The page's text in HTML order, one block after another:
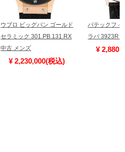
ウブロ ビッグバン ゴールド
セラミック 301.PB.131.RX
中古 メンズ
¥ 2,230,000(税込)
パテックフィ
ラバ 3923R
¥